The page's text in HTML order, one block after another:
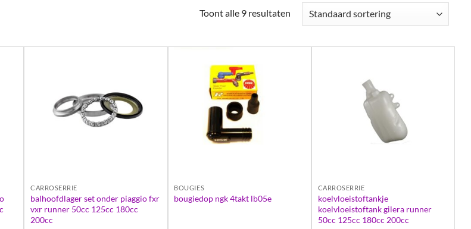
Toont alle 9 resultaten
CARROSERRIE
balhoofdlager set onder piaggio fxr
vxr runner 50cc 125cc 180cc
200cc
BOUGIES
bougiedop ngk 4takt lb05e
CARROSERRIE
koelvloeistoftankje
koelvloeistoftank gilera runner
50cc 125cc 180cc 200cc